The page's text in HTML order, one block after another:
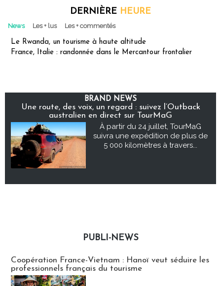
DERNIÈRE HEURE
News Les + lus Les + commentés
Le Rwanda, un tourisme à haute altitude
France, Italie : randonnée dans le Mercantour frontalier
BRAND NEWS
Une route, des voix, un regard : suivez l’Outback
australien en direct sur TourMaG
À partir du 24 juillet, TourMaG
suivra une expédition de plus de
5 000 kilomètres à travers...
PUBLI-NEWS
Coopération France-Vietnam : Hanoï veut séduire les
professionnels français du tourisme